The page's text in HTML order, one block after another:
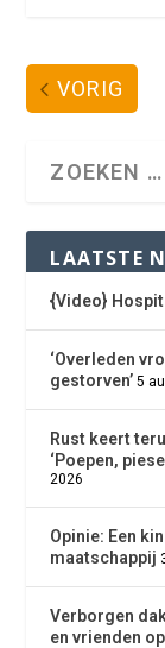
VORIG
LAATSTE
{Video}
‘Overleden
gestorven’ 5
Rust keert
‘Poepen,
2026
Opinie: Een
maatschappij
Verborgen
en vrienden